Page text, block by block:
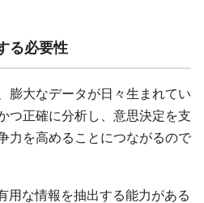
る必要性
膨大なデータが日々生まれてい
つ正確に分析し、意思決定を支
力を高めることにつながるので
用な情報を抽出する能力がある